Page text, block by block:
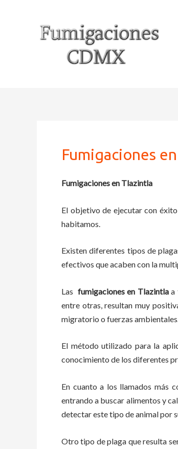
Fumigaciones
Fumigaciones en Tlazintla
El objetivo de ejecutar con
habitamos.
Existen diferentes tipos de
efectivos que acaben con la
Las fumigaciones en Tlazintlaa
entre otras, resultan muy
migratorio o fuerzas ambientales.
El método utilizado para la
conocimiento de los diferentes
En cuanto a los llamados más
entrando a buscar alimentos y
detectar este tipo de animal por
Otro tipo de plaga que resulta